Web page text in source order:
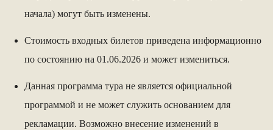
начала) могут быть изменены.
Стоимость входных билетов приведена информационно
по состоянию на 01.06.2026 и может измениться.
Данная программа тура не является официальной
программой и не может служить основанием для
рекламации. Возможно внесение изменений в